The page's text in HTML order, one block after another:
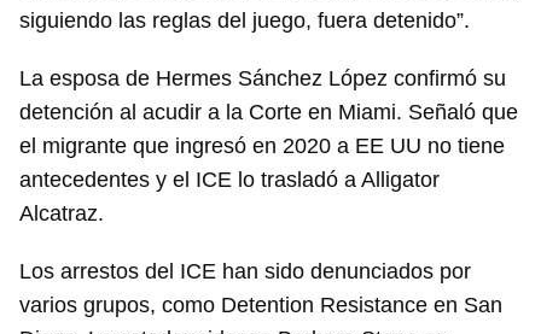
siguiendo las reglas del juego, fuera detenido”.
La esposa de Hermes Sánchez López confirmó su
detención al acudir a la Corte en Miami. Señaló que
el migrante que ingresó en 2020 a EE UU no tiene
antecedentes y el ICE lo trasladó a Alligator
Alcatraz.
Los arrestos del ICE han sido denunciados por
varios grupos, como Detention Resistance en San